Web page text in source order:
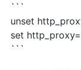
```
unset
set
```